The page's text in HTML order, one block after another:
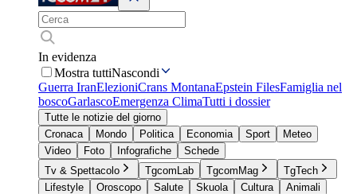
In evidenza
Mostra tuttiNascondi
Guerra IranElezioniCrans MontanaEpstein FilesFamiglia nel
boscoGarlascoEmergenza ClimaTutti i dossier
Tutte le notizie del giorno
Cronaca
Mondo Politica Economia Sport
Meteo
Video
Foto Infografiche
Schede
Tv & Spettacolo
TgcomLab TgcomMag
TgTech
Lifestyle
Oroscopo Salute Skuola Cultura
Animali